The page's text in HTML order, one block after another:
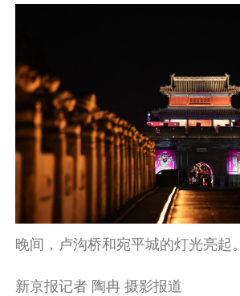
晚间，卢沟桥和宛平城的灯光亮起。
新京报记者 陶冉 摄影报道